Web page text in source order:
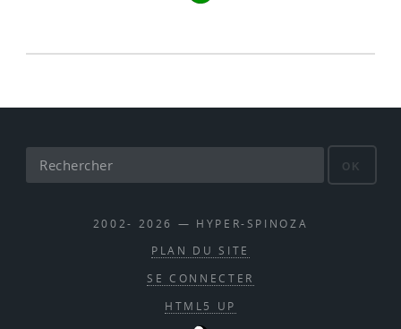
OK
2002- 2026 — HYPER-SPINOZA
PLAN DU SITE
SE CONNECTER
HTML5 UP